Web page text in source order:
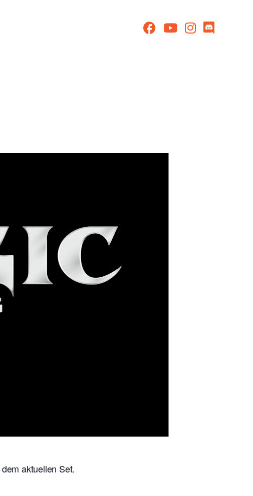
aktuellen Set.